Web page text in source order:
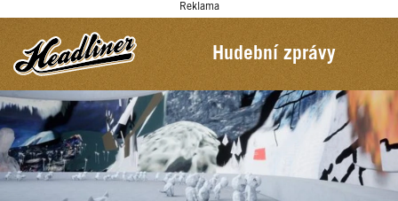
Reklama
Hudební zprávy